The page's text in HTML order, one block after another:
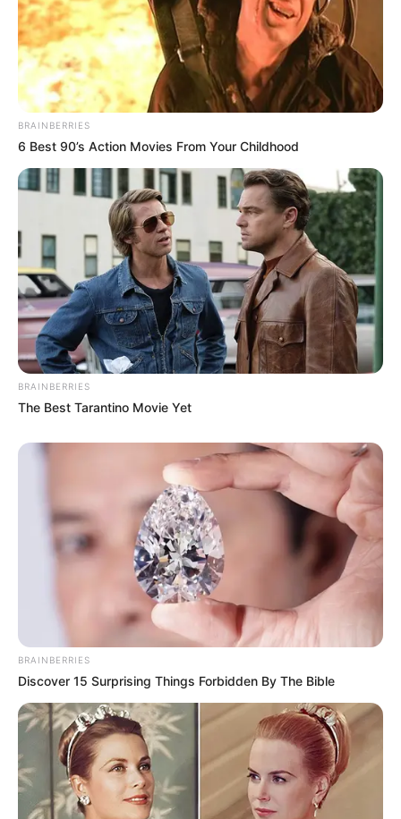
BRAINBERRIES
6 Best 90’s Action Movies From Your Childhood
BRAINBERRIES
The Best Tarantino Movie Yet
BRAINBERRIES
Discover 15 Surprising Things Forbidden By The Bible